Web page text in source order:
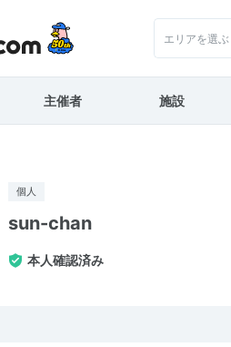
エリアを選ぶ
主催者 施設
個人
sun-chan
本人確認済み